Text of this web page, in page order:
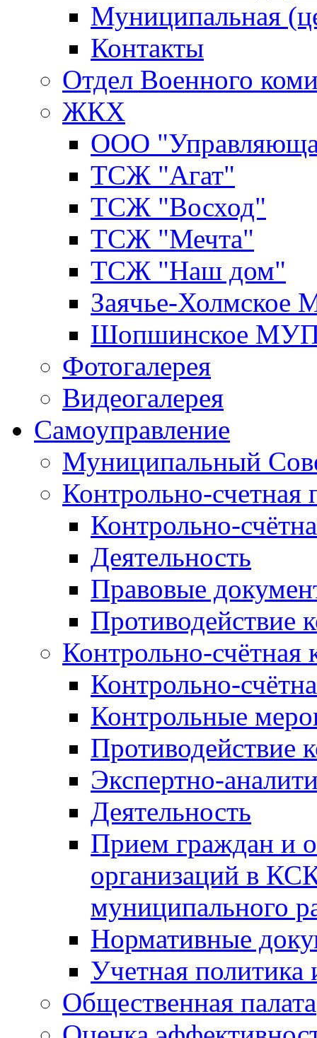
Муниципальная
Контакты
Отдел Военного
ЖКХ
ООО
ТСЖ "Агат"
ТСЖ "Восход"
ТСЖ "Мечта"
ТСЖ "Наш дом"
Заячье-
Шопшинское
Фотогалерея
Видеогалерея
Самоуправление
Муниципальный
Контрольно-счетная
Контрольно-
Деятельность
Правовые
Противодействие
Контрольно-счётная
Контрольно-
Контрольные
Противодействие
Экспертно-
Деятельность
Прием граждан и
организаций в
муниципального
Нормативные
Учетная политика
Общественная палата